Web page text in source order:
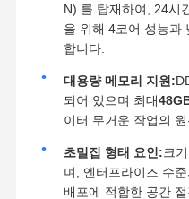
N) 를 탑재하여, 24시
을 위해 4코어 성능과
합니다.
대용량 메모리 지원:
되어 있으며 최대
이터 무거운 작업의 원
초밀집 형태 요인:크
며, 엔터프라이즈 수
배포에 적합한 공간